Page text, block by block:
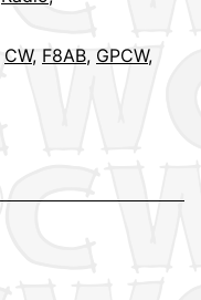
CW, F8AB, GPCW,